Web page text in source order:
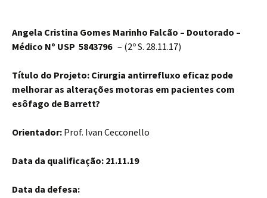
Angela Cristina Gomes Marinho Falcão – Doutorado –
Médico Nº USP 5843796 – (2º S. 28.11.17)
Título do Projeto: Cirurgia antirrefluxo eficaz pode
melhorar as alterações motoras em pacientes com
esôfago de Barrett?
Orientador: Prof. Ivan Cecconello
Data da qualificação: 21.11.19
Data da defesa: